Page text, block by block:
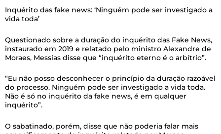
Inquérito das fake news: ‘Ninguém pode ser investigado a
vida toda’
Questionado sobre a duração do inquérito das Fake News,
instaurado em 2019 e relatado pelo ministro Alexandre de
Moraes, Messias disse que “inquérito eterno é o arbítrio”.
“Eu não posso desconhecer o princípio da duração razoável
do processo. Ninguém pode ser investigado a vida toda.
Não é só no inquérito da fake news, é em qualquer
inquérito”.
O sabatinado, porém, disse que não poderia falar mais